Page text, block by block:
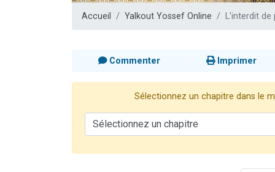
Accueil Yalkout Yossef Online L'interdit de
Commenter Imprimer
Sélectionnez un chapitre dans le